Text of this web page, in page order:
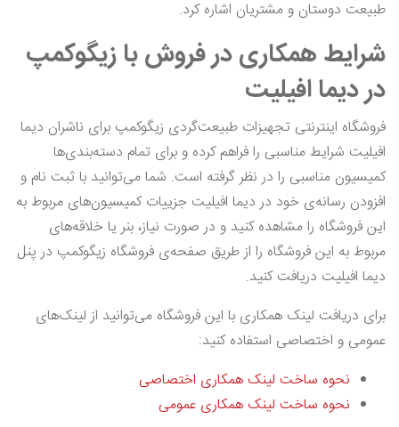
طبیعت دوستان و مشتریان اشاره کرد.
شرایط همکاری در فروش با زیگوکمپ
در دیما افیلیت
فروشگاه اینترنتی تجهیزات طبیعت‌گردی زیگوکمپ برای ناشران دیما
افیلیت شرایط مناسبی را فراهم کرده و برای تمام دسته‌بندی‌ها
کمیسیون‌ مناسبی را در نظر گرفته است. شما می‌توانید با ثبت نام و
افزودن رسانه‌ی خود در دیما افیلیت جزییات کمیسیون‌های مربوط به
این فروشگاه را مشاهده کنید و در صورت نیاز، بنر یا خلاقه‌های
مربوط به این فروشگاه را از طریق صفحه‌ی فروشگاه زیگوکمپ در پنل
دیما افیلیت دریافت کنید.
برای دریافت لینک همکاری با این فروشگاه می‌توانید از لینک‌های
عمومی و اختصاصی استفاده کنید:
نحوه ساخت لینک همکاری اختصاصی
نحوه ساخت لینک همکاری عمومی